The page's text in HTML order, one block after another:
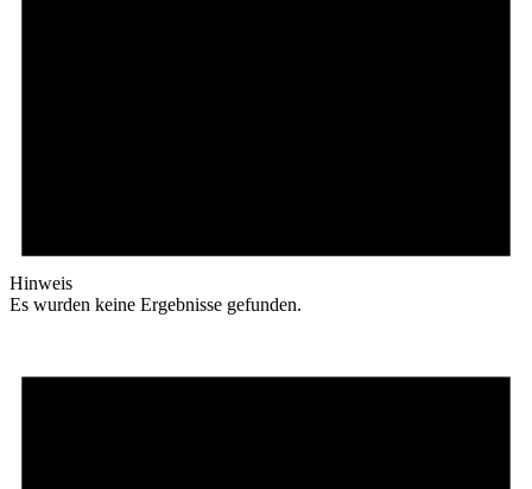
Hinweis
Es wurden keine Ergebnisse gefunden.